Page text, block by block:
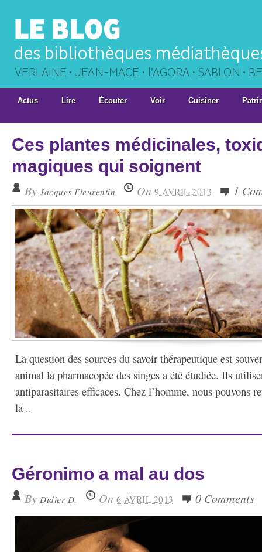
Actus Lire Écouter Voir Cuisiner
Ces plantes médicinales,
magiques qui soignent
By Jacques Fleurentin On 9 AVRIL 2013 1
La question des sources du savoir thérapeutique est
animal la pharmacopée des singes a été étudiée. Ils
antiparasitaires efficaces. Chez l’homme, nous pouvons
la ..
Géronimo a mal au dos
By Didier D. On 6 AVRIL 2013 0 Comments